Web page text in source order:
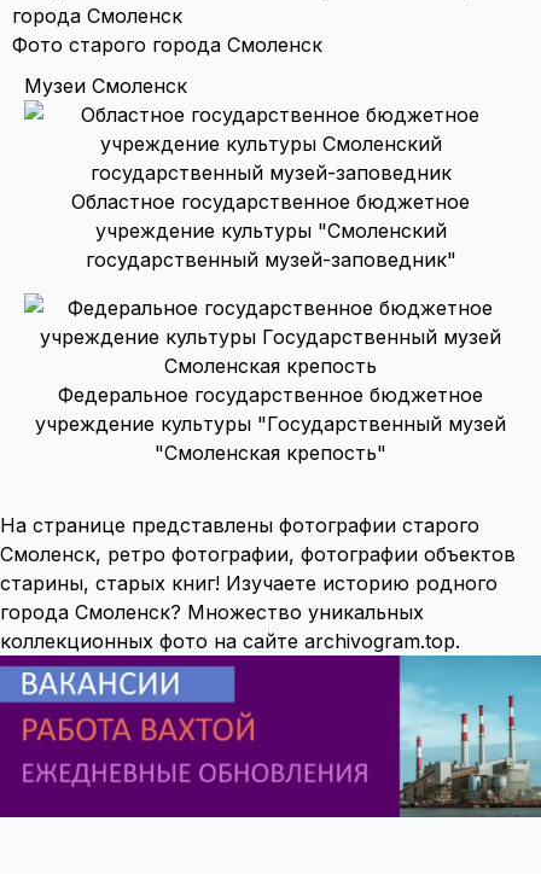
города Смоленск
Фото старого города Смоленск
Музеи Смоленск
Областное государственное бюджетное
учреждение культуры "Смоленский
государственный музей-заповедник"
Федеральное государственное бюджетное
учреждение культуры "Государственный музей
"Смоленская крепость"
На странице представлены фотографии старого
Смоленск, ретро фотографии, фотографии объектов
старины, старых книг! Изучаете историю родного
города Смоленск? Множество уникальных
коллекционных фото на сайте archivogram.top.